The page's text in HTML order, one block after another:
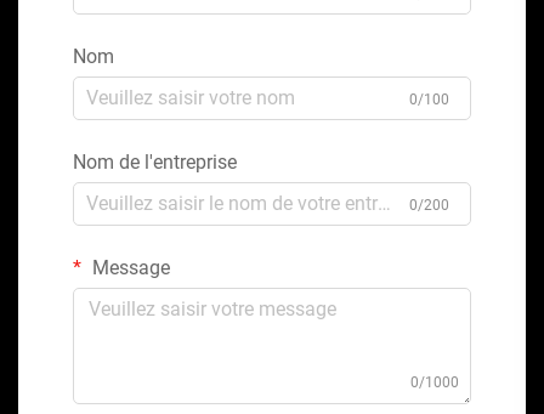
Nom
0/100
Nom de l'entreprise
0/200
Message
0/1000